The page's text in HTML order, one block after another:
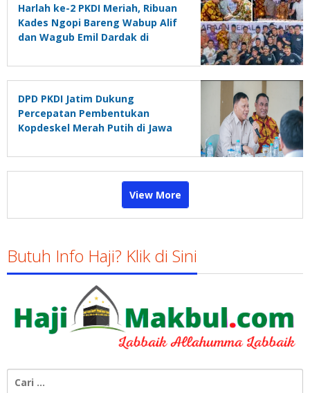
Harlah ke-2 PKDI Meriah, Ribuan
Kades Ngopi Bareng Wabup Alif
dan Wagub Emil Dardak di
DPD PKDI Jatim Dukung
Percepatan Pembentukan
Kopdeskel Merah Putih di Jawa
View More
Butuh Info Haji? Klik di Sini
untuk: